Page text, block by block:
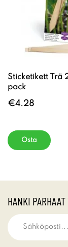
Sticketikett Trä
pack
€4.28
Osta
HANKI